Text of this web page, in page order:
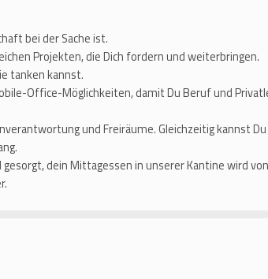
bei der Sache ist.
Projekten, die Dich fordern und weiterbringen.
tanken kannst.
Office-Möglichkeiten, damit Du Beruf und
und Freiräume. Gleichzeitig kannst
dein Mittagessen in unserer Kantine wird